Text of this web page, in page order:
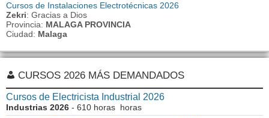
Cursos de Instalaciones Electrotécnicas 2026
Zekri: Gracias a Dios
Provincia: MALAGA PROVINCIA
Ciudad: Malaga
CURSOS 2026 MÁS DEMANDADOS
Cursos de Electricista Industrial 2026
Industrias 2026 - 610 horas horas